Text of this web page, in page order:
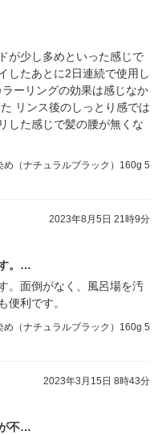
が少し多めといった感じで
したあとに2日連続で使用し
ーリングの効果は感じなか
リンス後のしっとり感では
した感じで髪の腰が無くな
（ナチュラルブラック）160g 5
2023年8月5日 21時9分
。…
。面倒がなく、風呂場を汚
便利です。
（ナチュラルブラック）160g 5
2023年3月15日 8時43分
不…